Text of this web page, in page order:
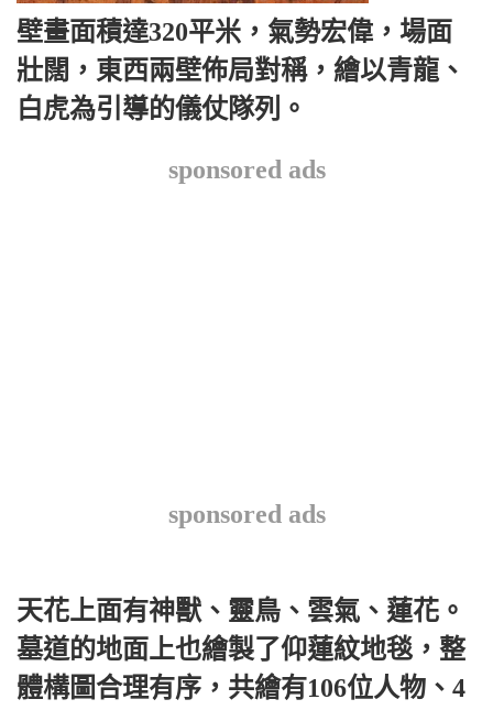
壁畫面積達320平米，氣勢宏偉，場面
壯闊，東西兩壁佈局對稱，繪以青龍、
白虎為引導的儀仗隊列。
sponsored ads
sponsored ads
天花上面有神獸、靈鳥、雲氣、蓮花。
墓道的地面上也繪製了仰蓮紋地毯，整
體構圖合理有序，共繪有106位人物、4